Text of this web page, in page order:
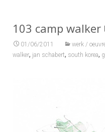
103 camp walker
01/06/2011 werk /
walker, jan schabert, south korea,